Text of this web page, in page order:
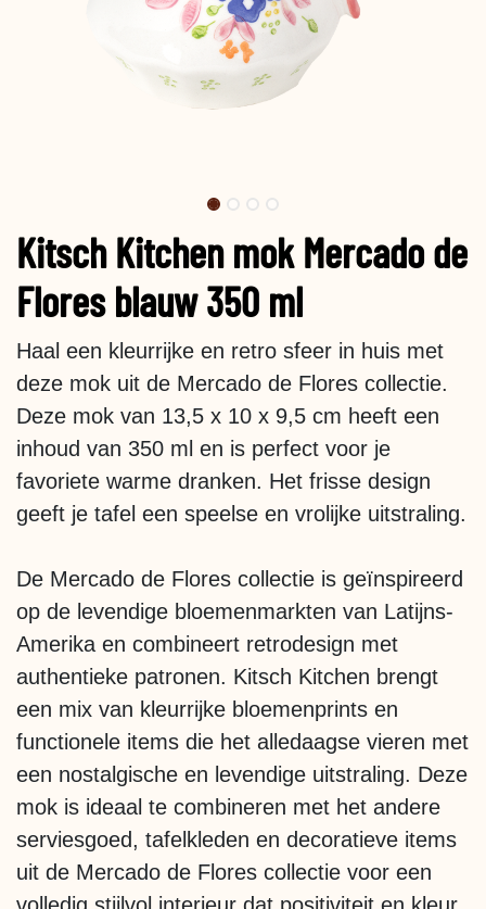
Kitsch Kitchen mok Mercado de
Flores blauw 350 ml
Haal een kleurrijke en retro sfeer in huis met
deze mok uit de Mercado de Flores collectie.
Deze mok van 13,5 x 10 x 9,5 cm heeft een
inhoud van 350 ml en is perfect voor je
favoriete warme dranken. Het frisse design
geeft je tafel een speelse en vrolijke uitstraling.
De Mercado de Flores collectie is geïnspireerd
op de levendige bloemenmarkten van Latijns-
Amerika en combineert retrodesign met
authentieke patronen. Kitsch Kitchen brengt
een mix van kleurrijke bloemenprints en
functionele items die het alledaagse vieren met
een nostalgische en levendige uitstraling. Deze
mok is ideaal te combineren met het andere
serviesgoed, tafelkleden en decoratieve items
uit de Mercado de Flores collectie voor een